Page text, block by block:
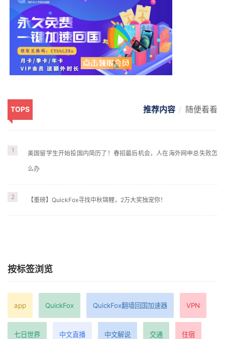
TOPS 推荐内容 随便看看
1 美国留学生开始投国内简历了！春招最后机会，人在海外网申总失败怎
么办
2 【重磅】QuickFox寻找中秋锦鲤，2万大奖独宠你！
按标签浏览
app QuickFox QuickFox翻墙回国加速器 VPN
七日世界 中文直播 中文解说 交通 住宿